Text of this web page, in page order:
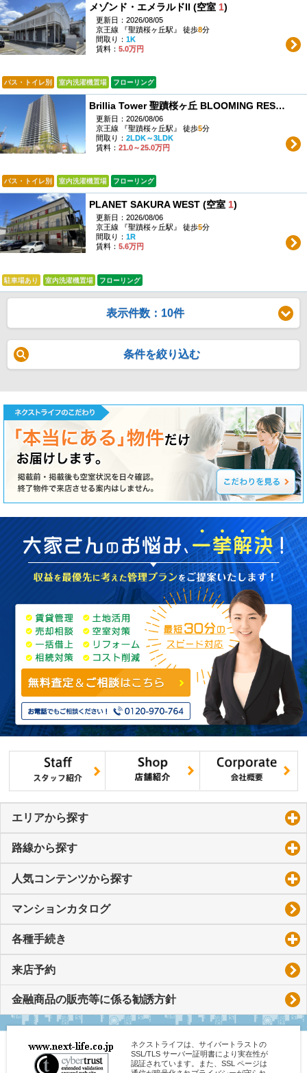
メゾンド・エメラルドII (空室 1)
更新日：2026/08/05
京王線 『聖蹟桜ヶ丘駅』 徒歩8分
間取り： 1K
賃料： 5.0万円
バス・トイレ別 室内洗濯機置場 フローリング
Brillia Tower 聖蹟桜ヶ丘 BLOOMING RESIDENCE (空室
更新日：2026/08/06
京王線 『聖蹟桜ヶ丘駅』 徒歩5分
間取り： 2LDK～3LDK
賃料： 21.0～25.0万円
バス・トイレ別 室内洗濯機置場 フローリング
PLANET SAKURA WEST (空室 1)
更新日：2026/08/06
京王線 『聖蹟桜ヶ丘駅』 徒歩5分
間取り： 1R
賃料： 5.6万円
駐車場あり 室内洗濯機置場 フローリング
表示件数：10件
条件を絞り込む
エリアから探す
路線から探す
人気コンテンツから探す
マンションカタログ
各種手続き
来店予約
金融商品の販売等に係る勧誘方針
ネクストライフは、サイバートラストの
SSL/TLS サーバー証明書により実在性が
認証されています。また、SSL ページは